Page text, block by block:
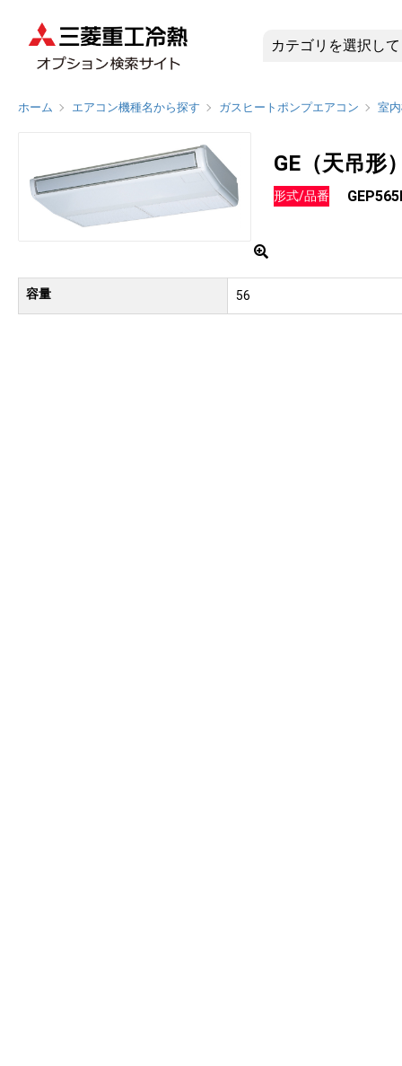
ホーム エアコン機種名から探す ガスヒートポンプエアコン 室
GE（天吊形
形式/品番
容量 56